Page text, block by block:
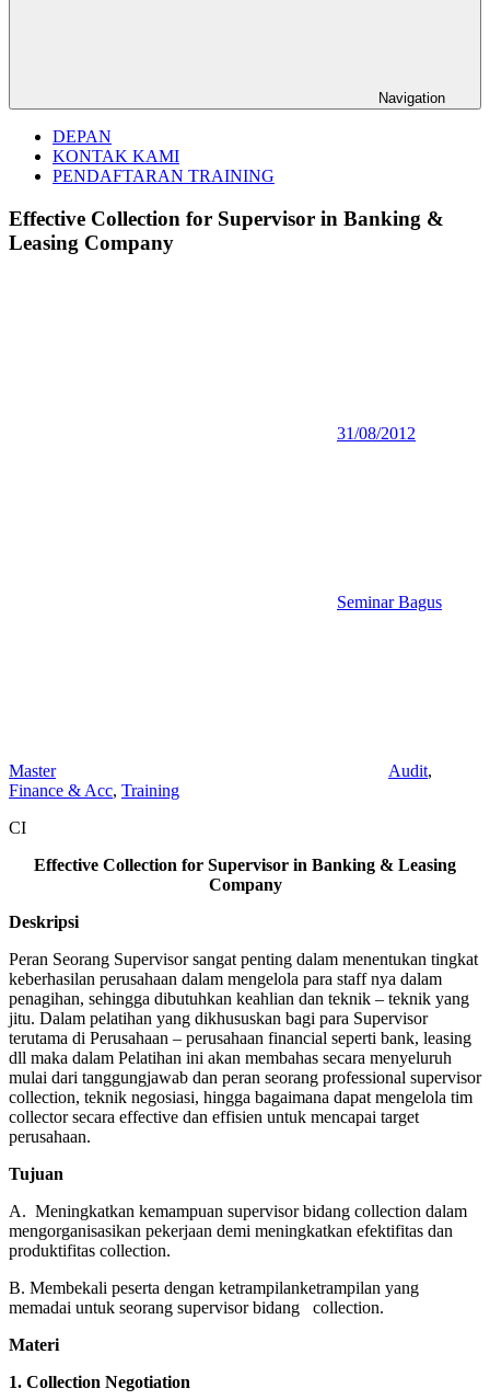
Navigation
DEPAN
KONTAK KAMI
PENDAFTARAN TRAINING
Effective Collection for Supervisor in Banking &
Leasing Company
31/08/2012
Seminar Bagus
Master Audit,
Finance & Acc, Training
CI
Effective Collection for Supervisor in Banking & Leasing
Company
Deskripsi
Peran Seorang Supervisor sangat penting dalam menentukan tingkat
keberhasilan perusahaan dalam mengelola para staff nya dalam
penagihan, sehingga dibutuhkan keahlian dan teknik – teknik yang
jitu. Dalam pelatihan yang dikhususkan bagi para Supervisor
terutama di Perusahaan – perusahaan financial seperti bank, leasing
dll maka dalam Pelatihan ini akan membahas secara menyeluruh
mulai dari tanggungjawab dan peran seorang professional supervisor
collection, teknik negosiasi, hingga bagaimana dapat mengelola tim
collector secara effective dan effisien untuk mencapai target
perusahaan.
Tujuan
A. Meningkatkan kemampuan supervisor bidang collection dalam
mengorganisasikan pekerjaan demi meningkatkan efektifitas dan
produktifitas collection.
B. Membekali peserta dengan ketrampilanketrampilan yang
memadai untuk seorang supervisor bidang collection.
Materi
1. Collection Negotiation